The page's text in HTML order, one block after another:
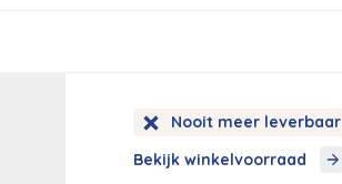
Nooit meer leverbaar
Bekijk winkelvoorraad